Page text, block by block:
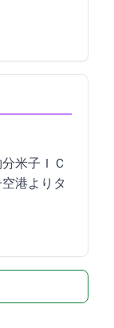
/米子ＩＣ
港よりタ